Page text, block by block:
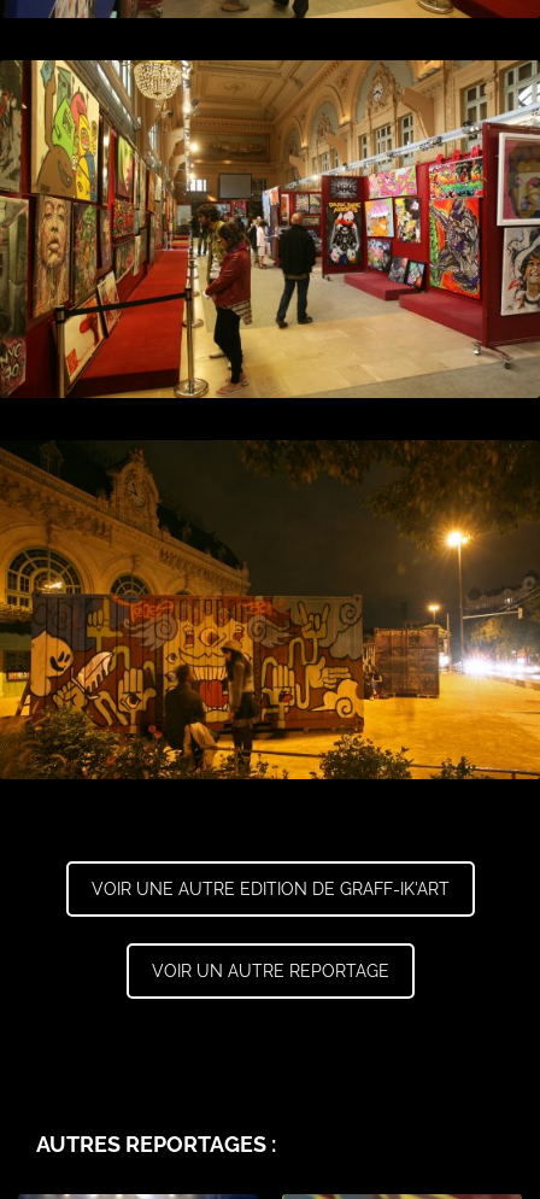
VOIR UNE AUTRE EDITION DE GRAFF-IK'ART
VOIR UN AUTRE REPORTAGE
AUTRES REPORTAGES :